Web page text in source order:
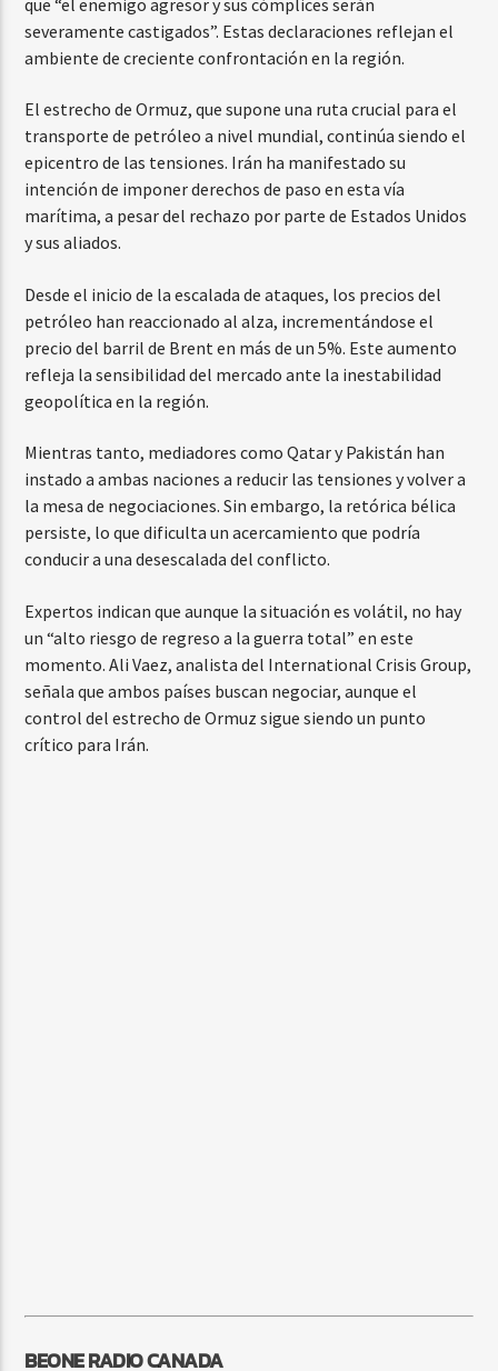
severamente castigados”. Estas declaraciones reflejan el
ambiente de creciente confrontación en la región.
El estrecho de Ormuz, que supone una ruta crucial para el
transporte de petróleo a nivel mundial, continúa siendo el
epicentro de las tensiones. Irán ha manifestado su
intención de imponer derechos de paso en esta vía
marítima, a pesar del rechazo por parte de Estados Unidos
y sus aliados.
Desde el inicio de la escalada de ataques, los precios del
petróleo han reaccionado al alza, incrementándose el
precio del barril de Brent en más de un 5%. Este aumento
refleja la sensibilidad del mercado ante la inestabilidad
geopolítica en la región.
Mientras tanto, mediadores como Qatar y Pakistán han
instado a ambas naciones a reducir las tensiones y volver a
la mesa de negociaciones. Sin embargo, la retórica bélica
persiste, lo que dificulta un acercamiento que podría
conducir a una desescalada del conflicto.
Expertos indican que aunque la situación es volátil, no hay
un “alto riesgo de regreso a la guerra total” en este
momento. Ali Vaez, analista del International Crisis Group,
señala que ambos países buscan negociar, aunque el
control del estrecho de Ormuz sigue siendo un punto
crítico para Irán.
BEONE RADIO CANADA